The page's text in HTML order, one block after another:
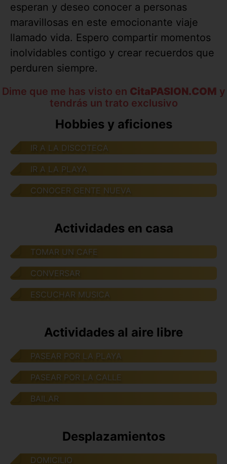
esperan y deseo conocer a personas
maravillosas en este emocionante viaje
llamado vida. Espero compartir momentos
inolvidables contigo y crear recuerdos que
perduren siempre.
Dime que me has visto en CitaPASION.COM y
tendrás un trato exclusivo
Hobbies y aficiones
IR A LA DISCOTECA
IR A LA PLAYA
CONOCER GENTE NUEVA
Actividades en casa
TOMAR UN CAFE
CONVERSAR
ESCUCHAR MUSICA
Actividades al aire libre
PASEAR POR LA PLAYA
PASEAR POR LA CALLE
BAILAR
Desplazamientos
DOMICILIO